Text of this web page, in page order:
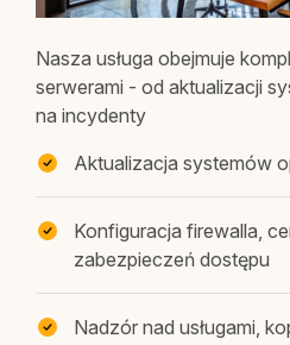
Nasza usługa obejmuje
serwerami - od aktualizacji
na incydenty
Aktualizacja systemów
Konfiguracja firewalla,
zabezpieczeń dostępu
Nadzór nad usługami,